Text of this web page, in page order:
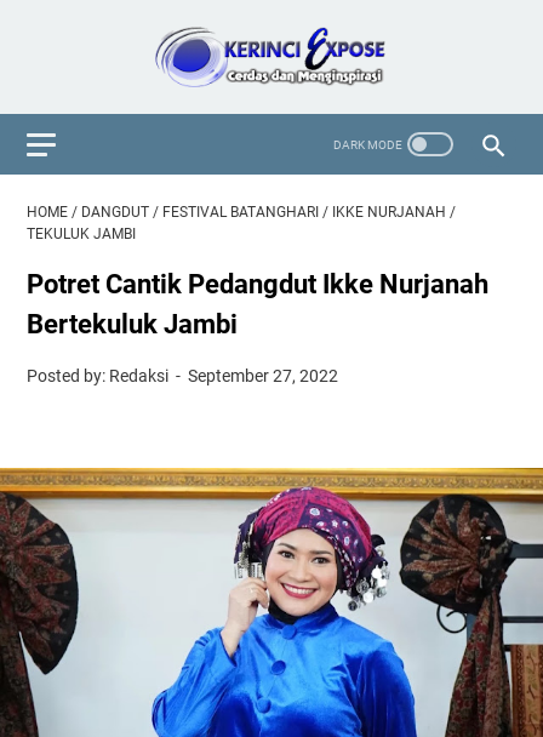
HOME / DANGDUT / FESTIVAL BATANGHARI / IKKE NURJANAH /
TEKULUK JAMBI
Potret Cantik Pedangdut Ikke Nurjanah
Bertekuluk Jambi
Posted by: Redaksi September 27, 2022